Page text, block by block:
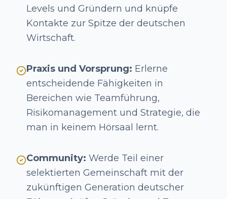
Levels und Gründern und knüpfe
Kontakte zur Spitze der deutschen
Wirtschaft.
Praxis und Vorsprung: Erlerne
entscheidende Fähigkeiten in
Bereichen wie Teamführung,
Risikomanagement und Strategie, die
man in keinem Hörsaal lernt.
Community: Werde Teil einer
selektierten Gemeinschaft mit der
zukünftigen Generation deutscher